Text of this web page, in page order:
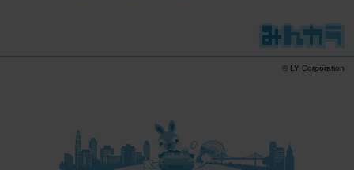
© LY Corporation